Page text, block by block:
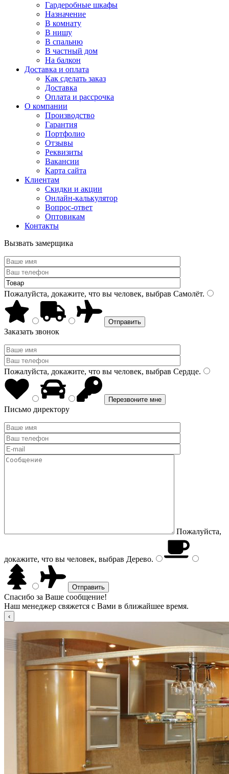
Гардеробные шкафы
Назначение
В комнату
В нишу
В спальню
В частный дом
На балкон
Доставка и оплата
Как сделать заказ
Доставка
Оплата и рассрочка
О компании
Производство
Гарантия
Портфолио
Отзывы
Реквизиты
Вакансии
Карта сайта
Клиентам
Скидки и акции
Онлайн-калькулятор
Вопрос-ответ
Оптовикам
Контакты
Вызвать замерщика
Пожалуйста, докажите, что вы человек, выбрав Самолёт.
Заказать звонок
Пожалуйста, докажите, что вы человек, выбрав Сердце.
Письмо директору
Пожалуйста,
докажите, что вы человек, выбрав Дерево.
Спасибо за Ваше сообщение!
Наш менеджер свяжется с Вами в ближайшее время.